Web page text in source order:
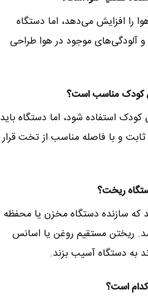
را افزایش می‌دهد، اما دستگاه
و آلودگی‌های موجود در هوا طراحی
کودک مناسب است؟
استفاده شود، اما دستگاه باید
و با فاصله مناسب از تخت قرار
ریخت؟
که سازنده دستگاه مخزن یا محفظه
ریختن مستقیم روغن یا اسانس
به دستگاه آسیب بزند.
است؟